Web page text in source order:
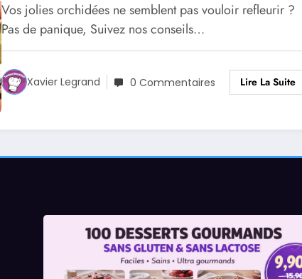
Vos jolies orchidées ne semblent pas vouloir refleurir ?
Pas de panique, Suivez nos conseils…
Xavier Legrand 0 Commentaires Lire La Suite